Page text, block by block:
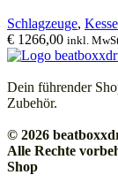
Schlagzeuge,
€ 1266,00 inkl.
Dein führender
Zubehör.
© 2026
Alle Rechte
Shop